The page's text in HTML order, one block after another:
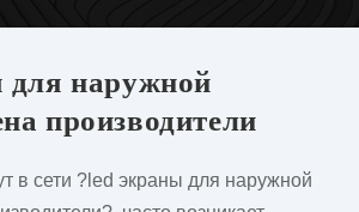
для наружной
производители
в сети ?led экраны для наружной